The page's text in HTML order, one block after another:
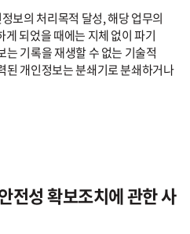
보의 처리목적 달성, 해당 업무의
되었을 때에는 지체 없이 파기
기록을 재생할 수 없는 기술적
된 개인정보는 분쇄기로 분쇄하거나
전성 확보조치에 관한 사